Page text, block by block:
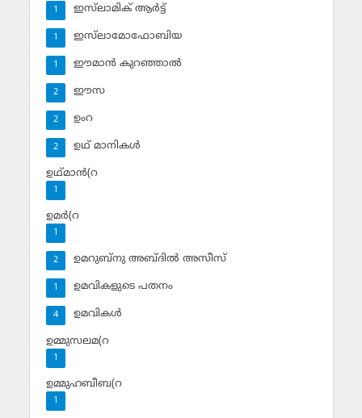
ഇസ്‌ലാമിക് ആര്‍ട്ട്
1
ഇസ്‌ലാമോഫോബിയ
1
ഈമാന്‍ കുറഞ്ഞാല്‍
1
ഈസ
2
ഉംറ
2
ഉഥ് മാനികള്‍
2
ഉഥ്മാന്‍(റ
1
ഉമര്‍(റ
1
ഉമറുബ്‌നു അബ്ദില്‍ അസീസ്‌
2
ഉമവികളുടെ പതനം
1
ഉമവികള്‍
4
ഉമ്മുസലമ(റ
1
ഉമ്മുഹബീബ(റ
1